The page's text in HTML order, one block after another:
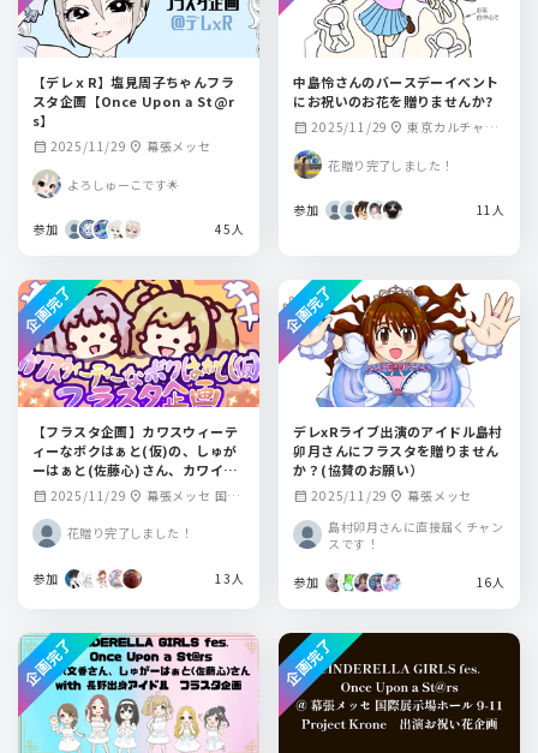
【デレｘR】塩見周子ちゃんフラ
スタ企画【Once Upon a St@r
s】
calendar_month 2025/11/29 location_on 幕張メッセ
よろしゅーこです🌟
参加 45人
中島怜さんのバースデーイベント
にお祝いのお花を贈りませんか?
calendar_month 2025/11/29 location_on 東京カルチャー
花贈り完了しました！
参加 11人
【フラスタ企画】カワスウィーテ
ィーなボクはぁと(仮)の、しゅが
ーはぁと(佐藤心)さん、カワイイ
輿水幸子さんにフラスタを贈りま
せんか？
calendar_month 2025/11/29 location_on 幕張メッセ 国際
花贈り完了しました！
参加 13人
企画完了
デレxRライブ出演のアイドル島村
卯月さんにフラスタを贈りません
か？(協賛のお願い）
calendar_month 2025/11/29 location_on 幕張メッセ
島村卯月さんに直接届くチャン
スです！
参加 16人
企画完了
企画完了 企画完了